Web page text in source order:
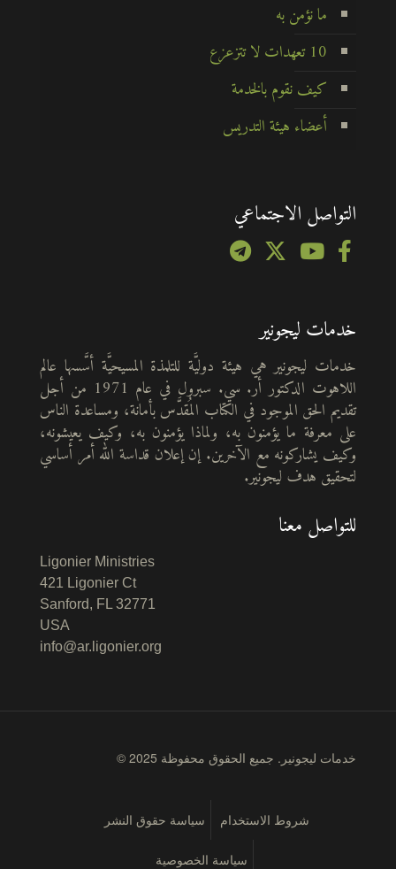
ما نؤمن به
10 تعهدات لا تتزعزع
كيف نقوم بالخدمة
أعضاء هيئة التدريس
التواصل الاجتماعي
خدمات ليجونير
خدمات ليجونير هي هيئة دوليَّة للتلمذة المسيحيَّة أسَّسها عالم
اللاهوت الدكتور أر. سي. سبرول في عام 1971 من أجل
تقديم الحق الموجود في الكتاب المُقدَّس بأمانة، ومساعدة الناس
على معرفة ما يؤمنون به، ولماذا يؤمنون به، وكيف يعيشونه،
وكيف يشاركونه مع الآخرين. إن إعلان قداسة الله أمر أساسي
لتحقيق هدف ليجونير.
للتواصل معنا
Ligonier Ministries
421 Ligonier Ct
Sanford, FL 32771
USA
info@ar.ligonier.org
© 2025 خدمات ليجونير. جميع الحقوق محفوظة
شروط الاستخدام سياسة حقوق النشر
سياسة الخصوصية